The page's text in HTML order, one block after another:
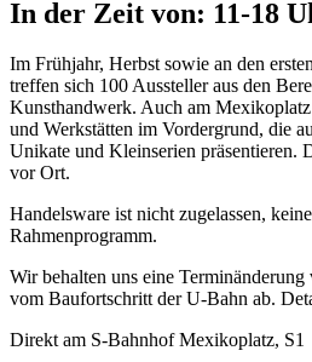
In der Zeit von: 11-18
Im Frühjahr, Herbst sowie an den
treffen sich 100 Aussteller aus den
Kunsthandwerk. Auch am
und Werkstätten im Vordergrund, die
Unikate und Kleinserien präsentieren.
vor Ort.
Handelsware ist nicht zugelassen,
Rahmenprogramm.
Wir behalten uns eine
vom Baufortschritt der U-Bahn ab.
Direkt am S-Bahnhof Mexikoplatz, S1